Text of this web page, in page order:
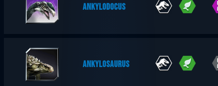
ANKYLODOCUS
ANKYLOSAURUS